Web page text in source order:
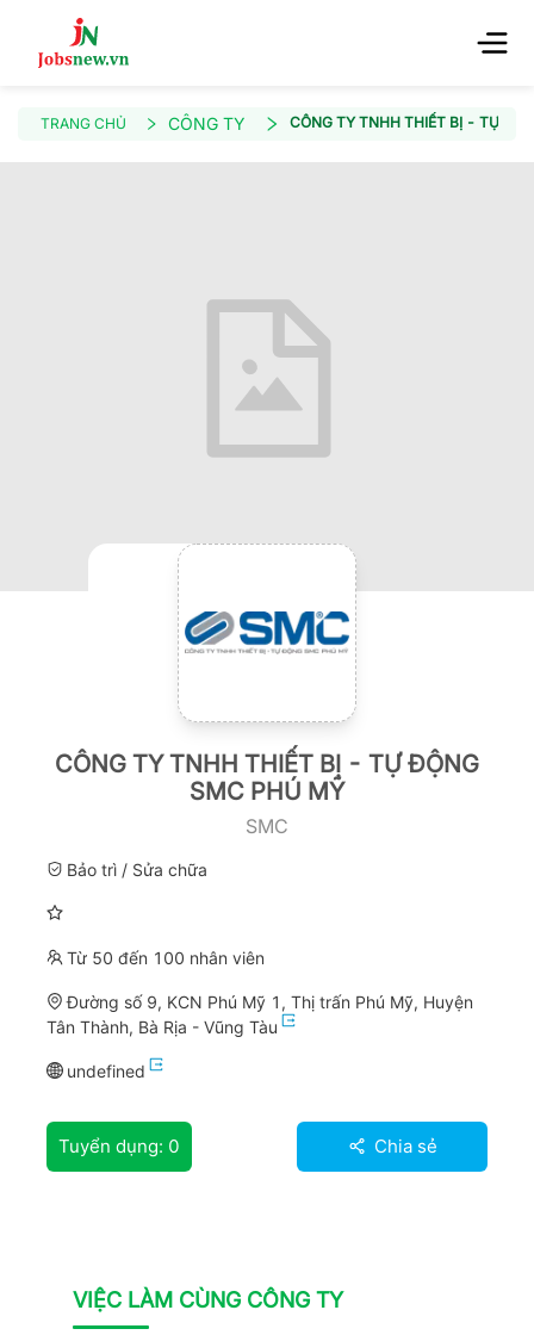
TRANG CHỦ CÔNG TY CÔNG TY TNHH THIẾT BỊ - TỰ
CÔNG TY TNHH THIẾT BỊ - TỰ ĐỘNG
SMC PHÚ MỸ
SMC
Bảo trì / Sửa chữa
Từ 50 đến 100 nhân viên
Đường số 9, KCN Phú Mỹ 1, Thị trấn Phú Mỹ, Huyện
Tân Thành, Bà Rịa - Vũng Tàu
undefined
Tuyển dụng: 0 Chia sẻ
VIỆC LÀM CÙNG CÔNG TY